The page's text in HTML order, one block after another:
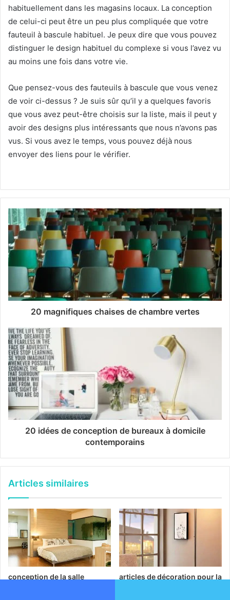
habituellement dans les magasins locaux. La conception
de celui-ci peut être un peu plus compliquée que votre
fauteuil à bascule habituel. Je peux dire que vous pouvez
distinguer le design habituel du complexe si vous l’avez vu
au moins une fois dans votre vie.
Que pensez-vous des fauteuils à bascule que vous venez
de voir ci-dessus ? Je suis sûr qu’il y a quelques favoris
que vous avez peut-être choisis sur la liste, mais il peut y
avoir des designs plus intéressants que nous n’avons pas
vus. Si vous avez le temps, vous pouvez déjà nous
envoyer des liens pour le vérifier.
20 magnifiques chaises de chambre vertes
20 idées de conception de bureaux à domicile
contemporains
Articles similaires
conception de la salle
articles de décoration pour la